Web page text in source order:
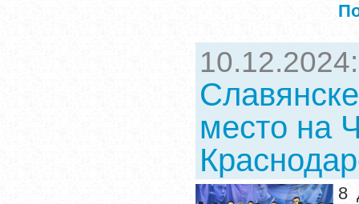
место на
8